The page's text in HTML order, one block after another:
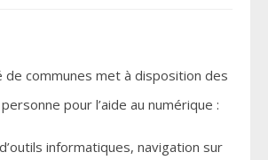
de communes met à disposition des
pour l’aide au numérique :
informatiques, navigation sur